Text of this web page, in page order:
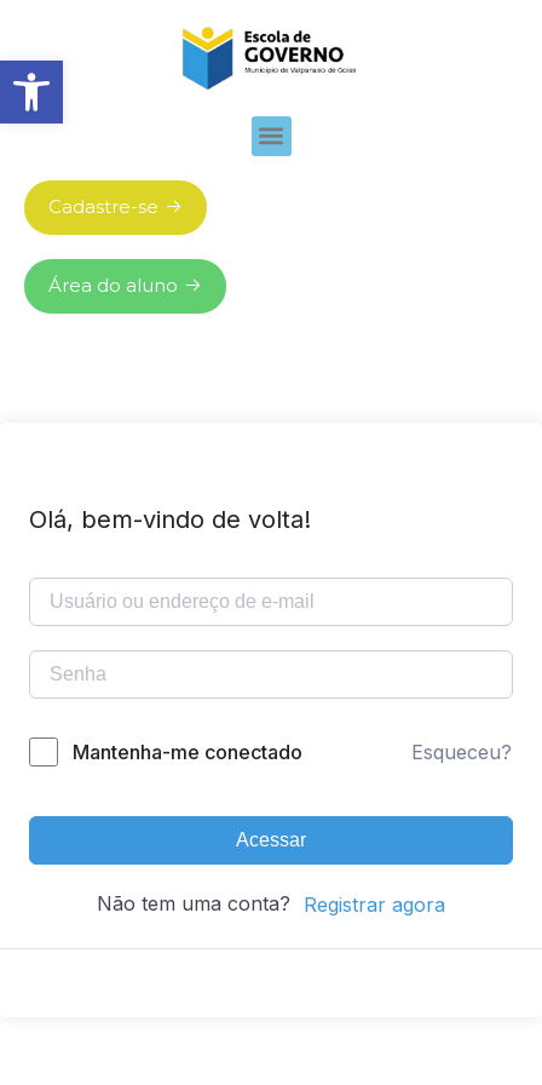
Abrir barra de ferramentas
Cadastre-se
Área do aluno
Olá, bem-vindo de volta!
Mantenha-me conectado Esqueceu?
Acessar
Não tem uma conta? Registrar agora